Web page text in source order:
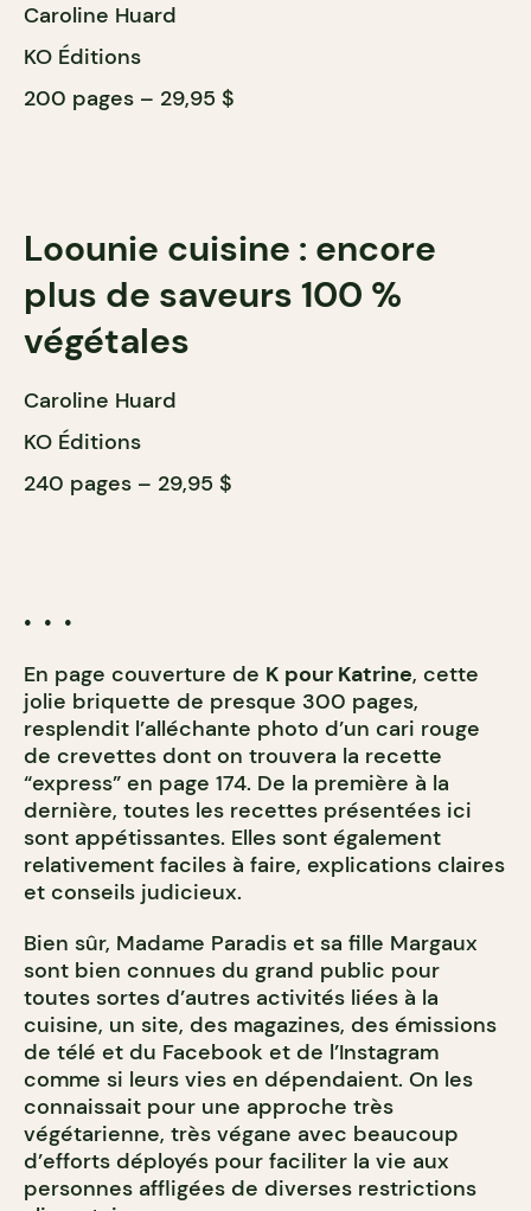
Caroline Huard
KO Éditions
200 pages – 29,95 $
Loounie cuisine : encore
plus de saveurs 100 %
végétales
Caroline Huard
KO Éditions
240 pages – 29,95 $
• • •
En page couverture de K pour Katrine, cette
jolie briquette de presque 300 pages,
resplendit l’alléchante photo d’un cari rouge
de crevettes dont on trouvera la recette
“express” en page 174. De la première à la
dernière, toutes les recettes présentées ici
sont appétissantes. Elles sont également
relativement faciles à faire, explications claires
et conseils judicieux.
Bien sûr, Madame Paradis et sa fille Margaux
sont bien connues du grand public pour
toutes sortes d’autres activités liées à la
cuisine, un site, des magazines, des émissions
de télé et du Facebook et de l’Instagram
comme si leurs vies en dépendaient. On les
connaissait pour une approche très
végétarienne, très végane avec beaucoup
d’efforts déployés pour faciliter la vie aux
personnes affligées de diverses restrictions